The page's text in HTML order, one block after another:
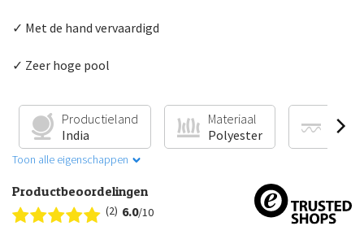
✓ Met de hand vervaardigd
✓ Zeer hoge pool
Productieland
India
Materiaal
Polyester
Toon alle eigenschappen
Productbeoordelingen
(2) 6.0/10